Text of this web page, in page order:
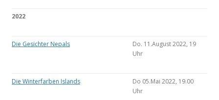
2022
Die Gesichter Nepals
Do. 11.August 2022, 19
Uhr
Die Winterfarben Islands
Do 05.Mai 2022, 19.00
Uhr